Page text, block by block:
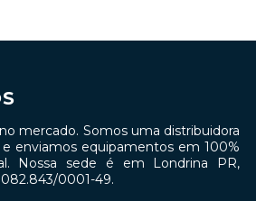
mercado. Somos uma distribuidora
enviamos equipamentos em 100%
Nossa sede é em Londrina PR,
0001-49.